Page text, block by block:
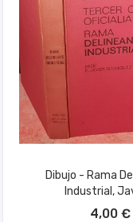
Dibujo - Rama
Industrial,
4,00 €